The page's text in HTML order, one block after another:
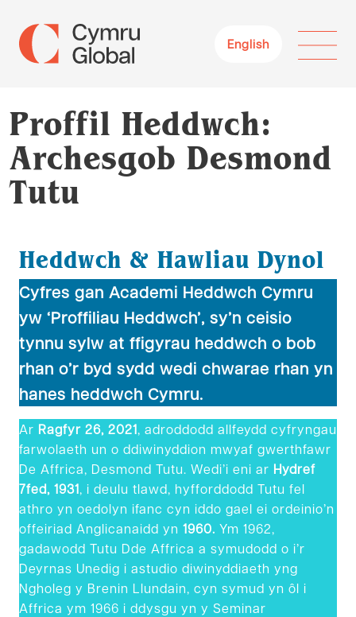
English
Proffil Heddwch:
Archesgob Desmond
Tutu
Heddwch & Hawliau Dynol
Cyfres gan Academi Heddwch Cymru
yw ‘Proffiliau Heddwch’, sy’n ceisio
tynnu sylw at ffigyrau heddwch o bob
rhan o’r byd sydd wedi chwarae rhan yn
hanes heddwch Cymru.
Ar Ragfyr 26, 2021, adroddodd allfeydd cyfryngau
farwolaeth un o ddiwinyddion mwyaf gwerthfawr
De Affrica, Desmond Tutu. Wedi’i eni ar Hydref
7fed, 1931, i deulu tlawd, hyfforddodd Tutu fel
athro yn oedolyn ifanc cyn iddo gael ei ordeinio’n
offeiriad Anglicanaidd yn 1960. Ym 1962,
gadawodd Tutu Dde Affrica a symudodd o i’r
Deyrnas Unedig i astudio diwinyddiaeth yng
Ngholeg y Brenin Llundain, cyn symud yn ôl i
Affrica ym 1966 i ddysgu yn y Seminar